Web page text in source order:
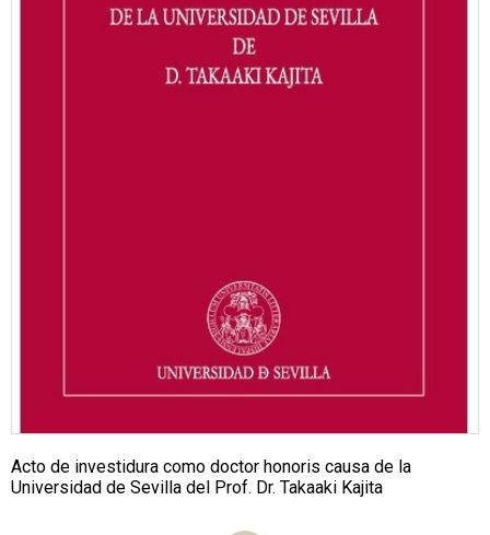
Acto de investidura como doctor honoris causa de la
Universidad de Sevilla del Prof. Dr. Takaaki Kajita